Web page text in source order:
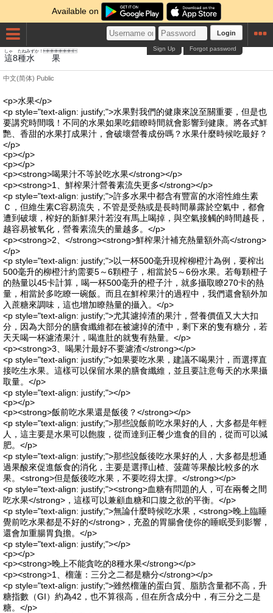
Available on
Login
Forgot password
Sign Up
這
しゃ
8種
たね
水
みず
果
か！
中文(简体) Public
<p>水果</p>
<p style="text-align: justify;">水果對我們的健康來說至關重要，但是也
要講究時間哦！不同的水果如果吃錯瞭時間就會影響到健康。將各式鮮
艷、香甜的水果打成果汁，會破壞營養成份嗎？水果什麼時候吃最好？
</p>
<p></p>
<p></p>
<p><strong>喝果汁不等於吃水果</strong></p>
<p><strong>1、鮮榨果汁營養素流失更多</strong></p>
<p style="text-align: justify;">許多水果中都含有豐富的水溶性維生素
Ｃ，但維生素C容易流失，不管是受熱或是長時間暴露於空氣中，都會
遭到破壞，榨好的新鮮果汁若沒有馬上喝掉，與空氣接觸的時間越長，
越容易被氧化，營養素流失的量越多。</p>
<p><strong>2、</strong><strong>鮮榨果汁補充熱量額外高</strong>
</p>
<p style="text-align: justify;">以一杯500毫升現榨柳橙汁為例，要榨出
500毫升的柳橙汁約需要5～6顆橙子，相當於5～6份水果。若每顆橙子
的熱量以45卡計算，喝一杯500毫升的橙子汁，就多攝取瞭270卡的熱
量，相當於多吃瞭一碗飯。而且在鮮榨果汁的過程中，我們還會額外加
入蔗糖來調味，這也增加瞭熱量的攝入。</p>
<p style="text-align: justify;">尤其濾掉渣的果汁，營養價值又大大扣
分，因為大部分的膳食纖維都在被濾掉的渣中，剩下來的隻有糖分，若
天天喝一杯濾渣果汁，喝進肚的就隻有熱量。</p>
<p><strong>3、喝果汁最好不要濾渣</strong></p>
<p style="text-align: justify;">如果要吃水果，建議不喝果汁，而選擇直
接吃生水果。這樣可以保留水果的膳食纖維，並且要註意每天的水果攝
取量。</p>
<p style="text-align: justify;"></p>
<p></p>
<p><strong>飯前吃水果還是飯後？</strong></p>
<p style="text-align: justify;">那些說飯前吃水果好的人，大多都是年輕
人，這主要是水果可以飽腹，從而達到正餐少進食的目的，從而可以減
肥。</p>
<p style="text-align: justify;">那些說飯後吃水果好的人，大多都是想通
過果酸來促進飯食的消化，主要是選擇山楂、菠蘿等果酸比較多的水
果。<strong>但是飯後吃水果，不要吃得太撐。</strong></p>
<p style="text-align: justify;"><strong>血糖有問題的人，可在兩餐之間
吃水果</strong>，這樣可以兼顧血糖和口腹之欲的平衡。</p>
<p style="text-align: justify;">無論什麼時候吃水果，<strong>晚上臨睡
覺前吃水果都是不好的</strong>，充盈的胃腸會使你的睡眠受到影響，
還會加重腸胃負擔。</p>
<p style="text-align: justify;"></p>
<p></p>
<p><strong>晚上不能貪吃的8種水果</strong></p>
<p><strong>1、榴蓮：三分之二都是糖分</strong></p>
<p style="text-align: justify;">雖然榴蓮的蛋白質、脂肪含量都不高，升
糖指數（GI）約為42，也不算很高，但在所含成分中，有三分之二是
糖。</p>